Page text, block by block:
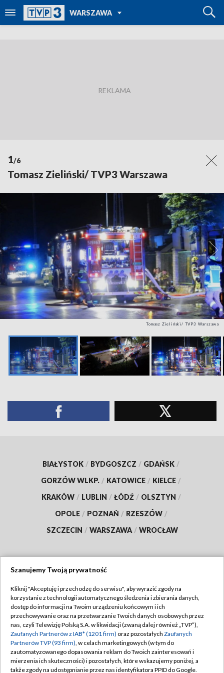
WARSZAWA
TVP REGIONY
1/6
Tomasz Zieliński/ TVP3 Warszawa
Tomasz Zieliński/ TVP3 Warszawa
BIAŁYSTOK / BYDGOSZCZ / GDAŃSK /
GORZÓW WLKP. / KATOWICE / KIELCE /
KRAKÓW / LUBLIN / ŁÓDŹ / OLSZTYN /
OPOLE / POZNAŃ / RZESZÓW /
SZCZECIN / WARSZAWA / WROCŁAW
TVP
Abonament TVP
Emisja w TVP
Centrum informacji TVP
Naziemna Telewizja Cyfrowa
Regulamin TVP
Polityka prywatności
Moje zgody
Pomoc
Szanujemy Twoją prywatność
Kliknij "Akceptuję i przechodzę do serwisu", aby wyrazić zgody na
korzystanie z technologii automatycznego śledzenia i zbierania danych,
dostęp do informacji na Twoim urządzeniu końcowym i ich
przechowywanie oraz na przetwarzanie Twoich danych osobowych przez
nas, czyli Telewizję Polską S.A. w likwidacji (zwaną dalej również „TVP”),
Zaufanych Partnerów z IAB* (1201 firm) oraz pozostałych Zaufanych
Partnerów TVP (93 firm), w celach marketingowych (w tym do
zautomatyzowanego dopasowania reklam do Twoich zainteresowań i
mierzenia ich skuteczności) i pozostałych, które wskazujemy poniżej, a
także zgody na udostępnianie przez nas identyfikatora PPID do Google.